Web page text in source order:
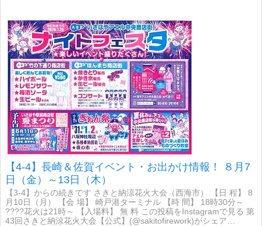
【4-4】長崎＆佐賀イベント・お出かけ情報！ ８月7
日（金）～13日（木）
【3-4】からの続きです さきと納涼花火大会（西海市） 【日 程】 8
月10日（月） 【会 場】 崎戸港ターミナル 【時 間】 18時30分～
????花火は21時～ 【入場料】 無 料 この投稿をInstagramで見る 第
43回さきと納涼花火大会【公式】(@sakitofirework)がシェア…